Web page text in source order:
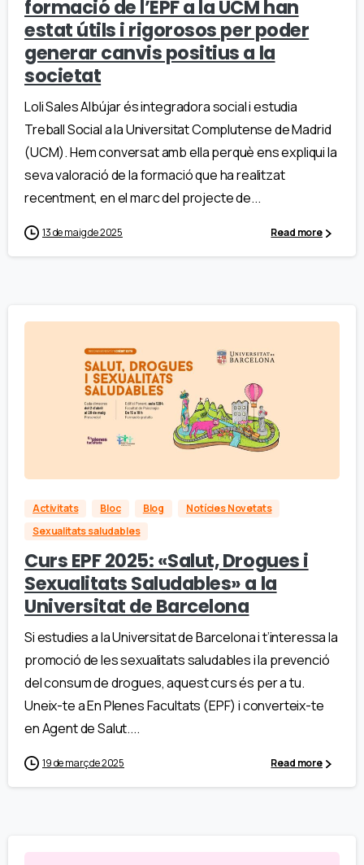
formació de l’EPF a la UCM han
estat útils i rigorosos per poder
generar canvis positius a la
societat
Loli Sales Albújar és integradora social i estudia
Treball Social a la Universitat Complutense de Madrid
(UCM). Hem conversat amb ella perquè ens expliqui la
seva valoració de la formació que ha realitzat
recentment, en el marc del projecte de...
13 de maig de 2025 Read more
Activitats Bloc Blog
Notícies Novetats
Sexualitats saludables
Curs EPF 2025: «Salut, Drogues i
Sexualitats Saludables» a la
Universitat de Barcelona
Si estudies a la Universitat de Barcelona i t’interessa la
promoció de les sexualitats saludables i la prevenció
del consum de drogues, aquest curs és per a tu.
Uneix-te a En Plenes Facultats (EPF) i converteix-te
en Agent de Salut....
19 de març de 2025 Read more